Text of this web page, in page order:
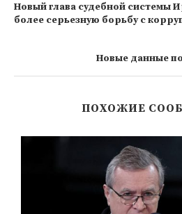
Новый глава судебной системы
более серьезную борьбу с
Новые данные
ПОХОЖИЕ